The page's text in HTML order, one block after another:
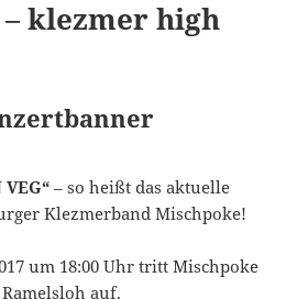
klezmer high
VEG“– so heißt das aktuelle
Klezmerband Mischpoke!
um 18:00 Uhr tritt Mischpoke
auf.